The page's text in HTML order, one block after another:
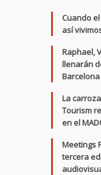
Cuando
así
Raphael,
llenarán
Barcelona
La
Tourism
en el
Meetings
tercera